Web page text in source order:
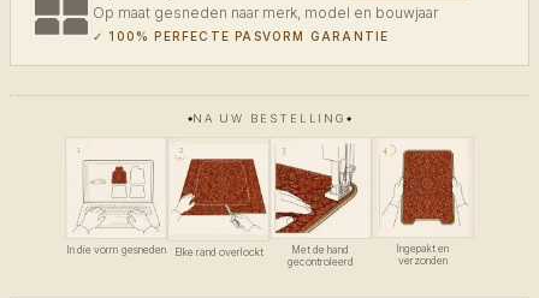
Op maat gesneden naar merk, model en bouwjaar
✓ 100% PERFECTE PASVORM GARANTIE
NA UW BESTELLING
1
In die vorm gesneden
2
Elke rand overlockt
3
Met de hand
gecontroleerd
4
Ingepakt en
verzonden